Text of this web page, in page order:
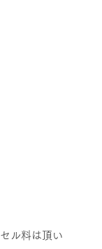
ル料は頂い